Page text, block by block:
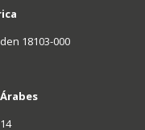
18103-000